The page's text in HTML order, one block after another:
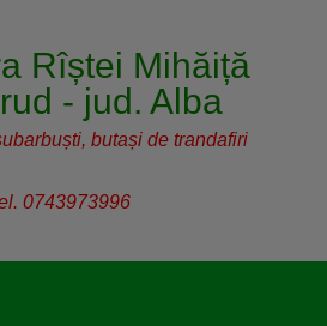
Rîștei Mihăiță
- jud. Alba
butași de trandafiri
0743973996